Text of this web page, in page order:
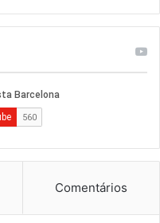
Comentários